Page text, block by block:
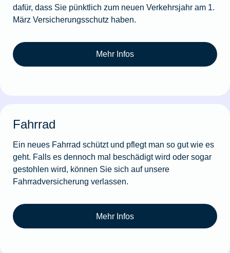
dafür, dass Sie pünktlich zum neuen Verkehrsjahr am 1.
März Versicherungsschutz haben.
Mehr Infos
Fahrrad
Ein neues Fahrrad schützt und pflegt man so gut wie es
geht. Falls es dennoch mal beschädigt wird oder sogar
gestohlen wird, können Sie sich auf unsere
Fahrradversicherung verlassen.
Mehr Infos